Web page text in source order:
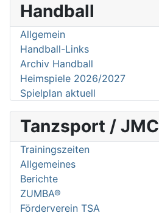
Handball
Allgemein
Handball-Links
Archiv Handball
Heimspiele 2026/2027
Spielplan aktuell
Tanzsport / JMC
Trainingszeiten
Allgemeines
Berichte
ZUMBA®
Förderverein TSA